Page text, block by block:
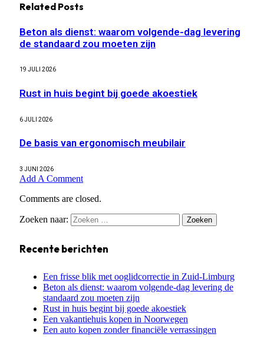
Related Posts
Beton als dienst: waarom volgende-dag levering
de standaard zou moeten zijn
19 JULI 2026
Rust in huis begint bij goede akoestiek
6 JULI 2026
De basis van ergonomisch meubilair
3 JUNI 2026
Add A Comment
Comments are closed.
Zoeken naar:
Recente berichten
Een frisse blik met ooglidcorrectie in Zuid-Limburg
Beton als dienst: waarom volgende-dag levering de
standaard zou moeten zijn
Rust in huis begint bij goede akoestiek
Een vakantiehuis kopen in Noorwegen
Een auto kopen zonder financiële verrassingen